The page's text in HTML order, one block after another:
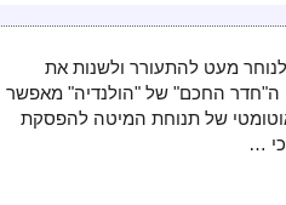
מעט להתעורר ולשנות את
ה"חדר החכם" של "הולנדיה" מאפשר
אוטומטי של תנוחת המיטה להפסקת
…